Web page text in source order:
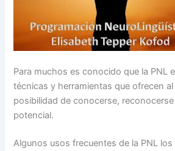
Para muchos es conocido que la PNL
técnicas y herramientas que ofrecen
posibilidad de conocerse,
potencial.
Algunos usos frecuentes de la PNL